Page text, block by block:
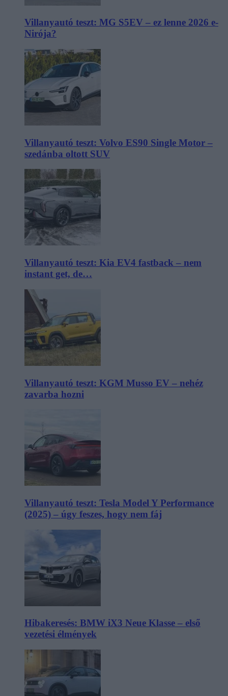
Villanyautó teszt: MG S5EV – ez lenne 2026 e-
Nirója?
Villanyautó teszt: Volvo ES90 Single Motor –
szedánba oltott SUV
Villanyautó teszt: Kia EV4 fastback – nem
instant get, de…
Villanyautó teszt: KGM Musso EV – nehéz
zavarba hozni
Villanyautó teszt: Tesla Model Y Performance
(2025) – úgy feszes, hogy nem fáj
Hibakeresés: BMW iX3 Neue Klasse – első
vezetési élmények